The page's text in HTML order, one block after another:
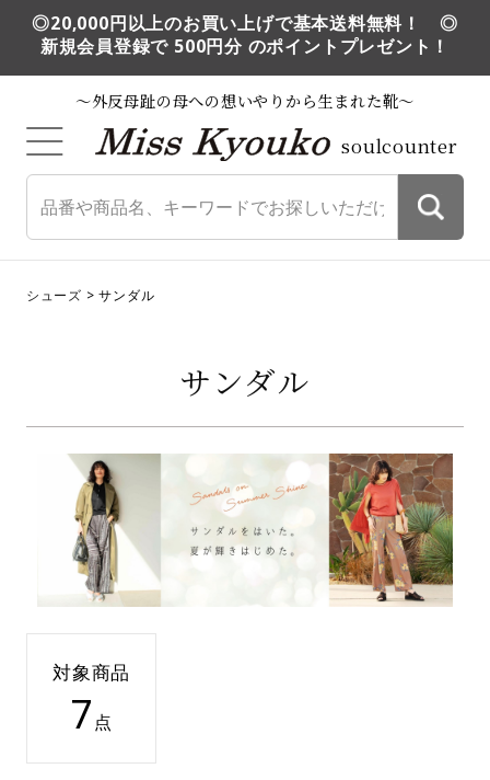
◎20,000円以上のお買い上げで基本送料無料！ ◎
新規会員登録で 500円分 のポイントプレゼント！
～外反母趾の母への想いやりから生まれた靴～
soulcounter
シューズ サンダル
サンダル
対象商品
7 点